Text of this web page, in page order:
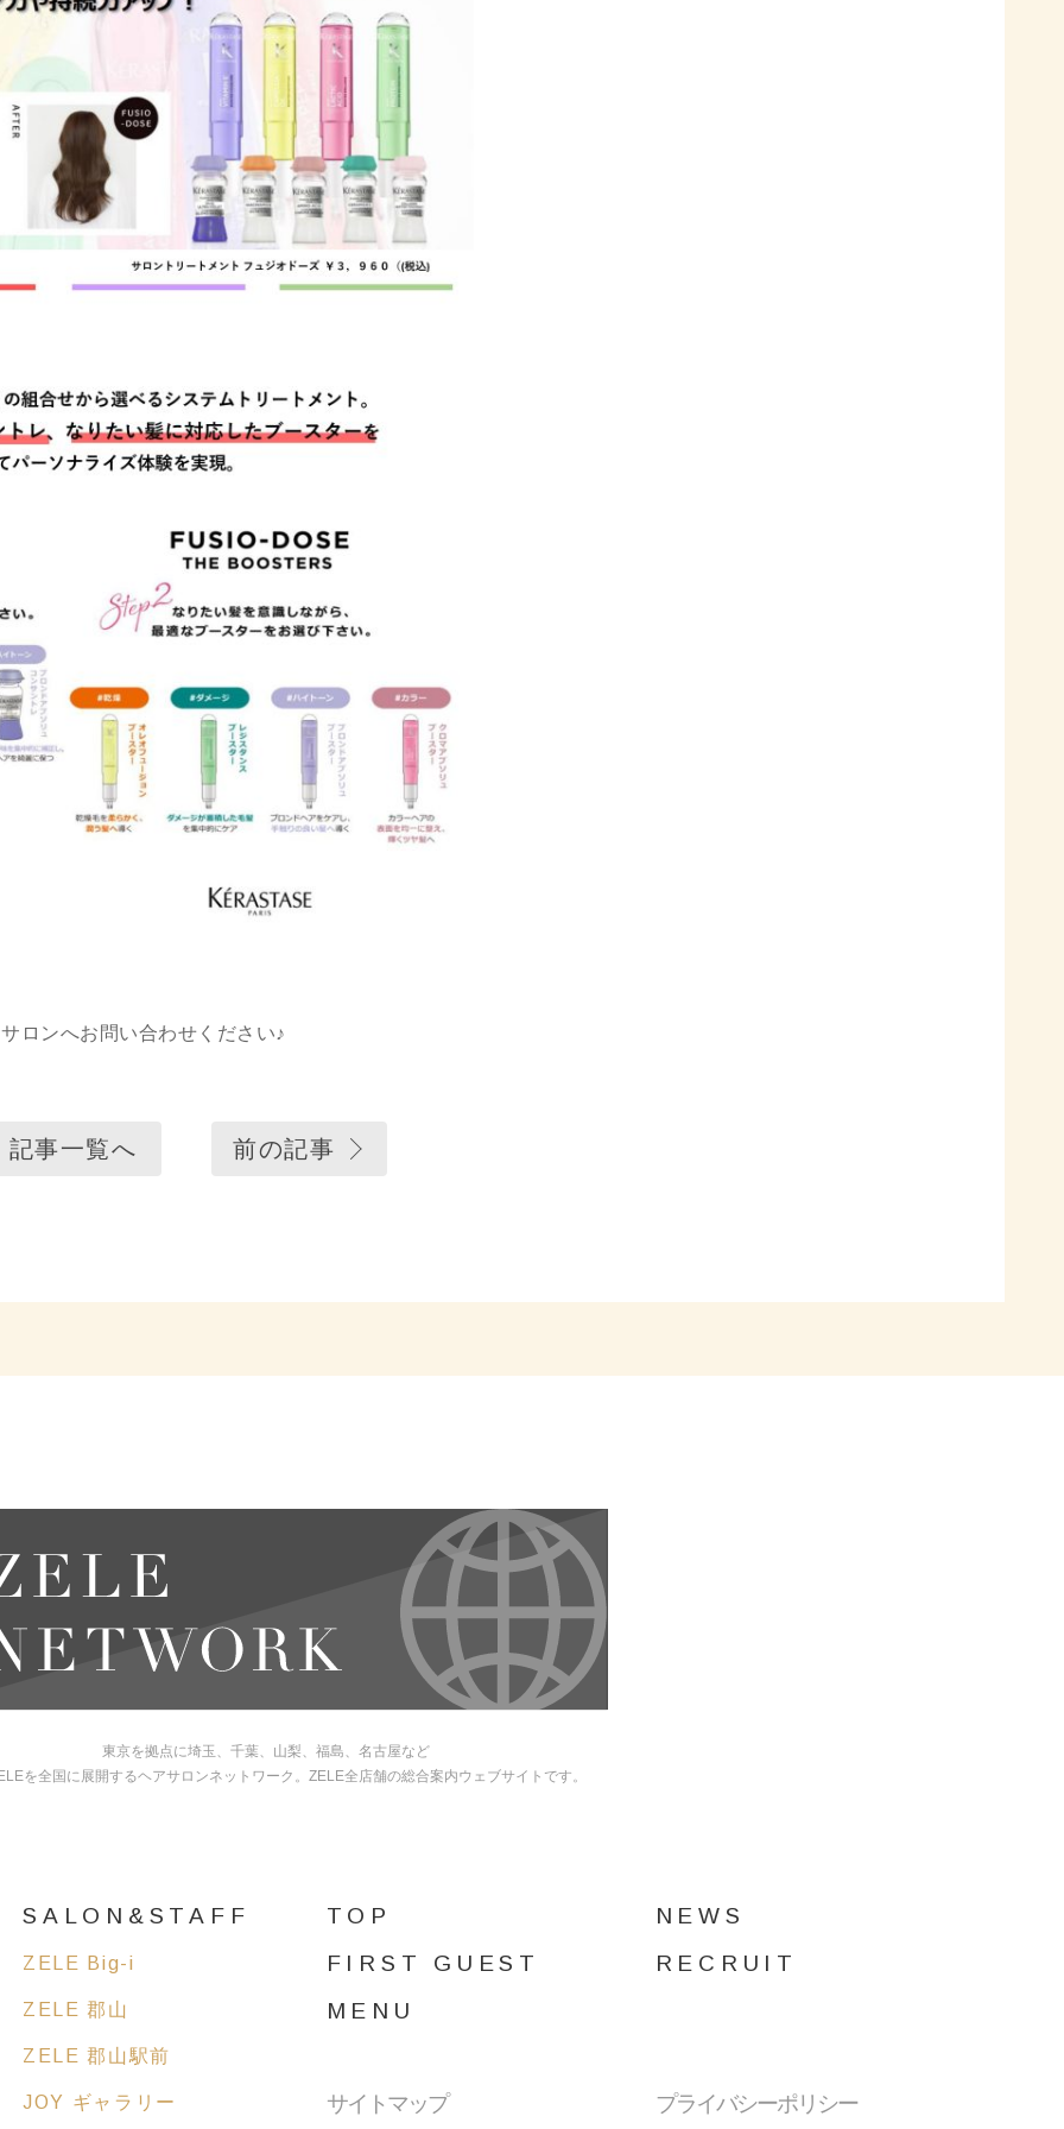
ロンへお問い合わせください♪
記事一覧へ 前の記事
東京を拠点に埼玉、千葉、山梨、福島、名古屋など
を全国に展開するヘアサロンネットワーク。 ZELE全店舗の総合案内ウェブサイトです。
SALON&STAFF
ZELE Big-i
ZELE 郡山
ZELE 郡山駅前
JOY ギャラリー
TOP
FIRST GUEST
MENU
サイトマップ
NEWS
RECRUIT
プライバシーポリシー